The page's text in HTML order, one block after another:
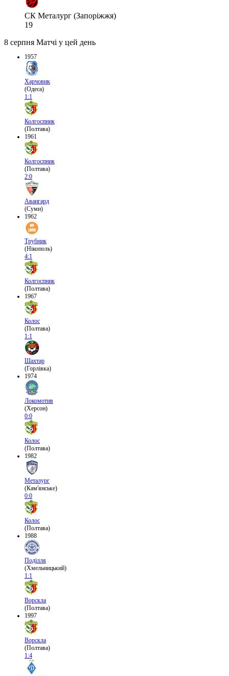
СК Металург (Запоріжжя)
19
8 серпня Матчі у цей день
1957
Харчовик
(Одеса)
1:1
Колгоспник
(Полтава)
1961
Колгоспник
(Полтава)
2:0
Авангард
(Суми)
1962
Трубник
(Нікополь)
4:1
Колгоспник
(Полтава)
1967
Колос
(Полтава)
1:1
Шахтар
(Горлівка)
1974
Локомотив
(Херсон)
0:0
Колос
(Полтава)
1982
Металург
(Кам'янське)
0:0
Колос
(Полтава)
1988
Поділля
(Хмельницький)
1:1
Ворскла
(Полтава)
1997
Ворскла
(Полтава)
1:4